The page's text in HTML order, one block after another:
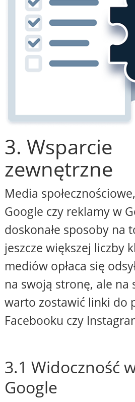
3. Wsparcie
zewnętrzne
Media
Google czy reklamy w
doskonałe sposoby na
jeszcze większej liczby
mediów opłaca się
na swoją stronę, ale na
warto zostawić linki do
Facebooku czy
3.1 Widoczność
Google